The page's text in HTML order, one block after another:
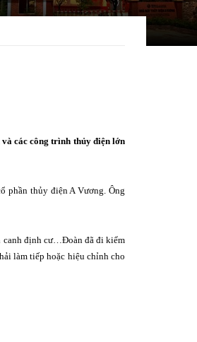
các công trình thủy điện lớn
phần thủy điện A Vương. Ông
canh định cư…Đoàn đã đi kiểm
làm tiếp hoặc hiệu chỉnh cho